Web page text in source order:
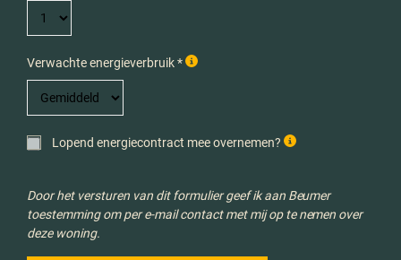
Verwachte energieverbruik *
Lopend energiecontract mee overnemen?
Door het versturen van dit formulier geef ik aan Beumer
toestemming om per e-mail contact met mij op te nemen over
deze woning.